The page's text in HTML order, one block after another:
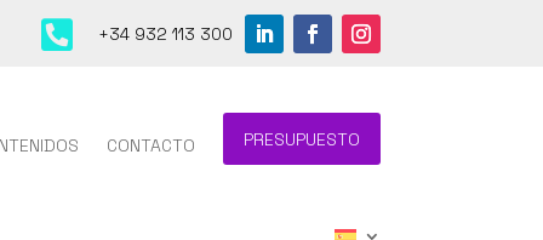
 +34 932 113 300
CONTACTO PRESUPUESTO